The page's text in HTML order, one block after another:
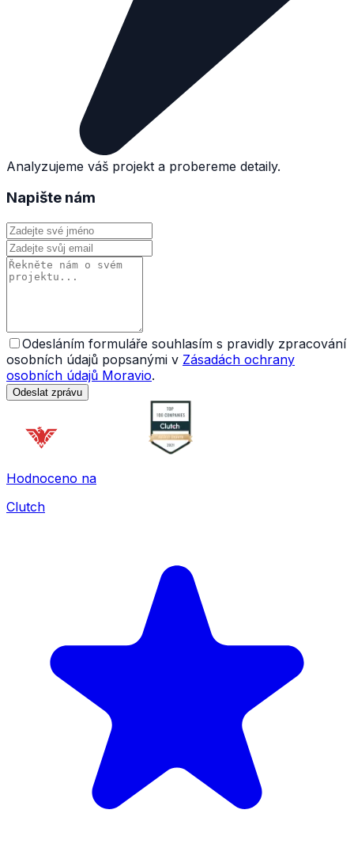
Analyzujeme váš projekt a probereme detaily.
Napište nám
Odesláním formuláře souhlasím s pravidly zpracování
osobních údajů popsanými v Zásadách ochrany
osobních údajů Moravio.
Odeslat zprávu
Hodnoceno na
Clutch